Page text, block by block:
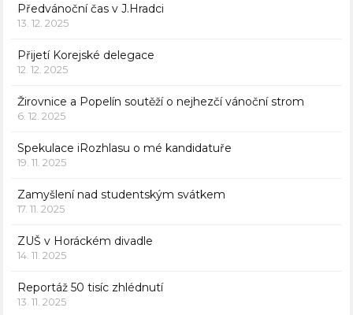
Předvánoční čas v J.Hradci
13. 12. 2025
Přijetí Korejské delegace
12. 12. 2025
Žirovnice a Popelín soutěží o nejhezčí vánoční strom
6. 12. 2025
Spekulace iRozhlasu o mé kandidatuře
19. 11. 2025
Zamyšlení nad studentským svátkem
17. 11. 2025
ZUŠ v Horáckém divadle
14. 11. 2025
Reportáž 50 tisíc zhlédnutí
13. 11. 2025